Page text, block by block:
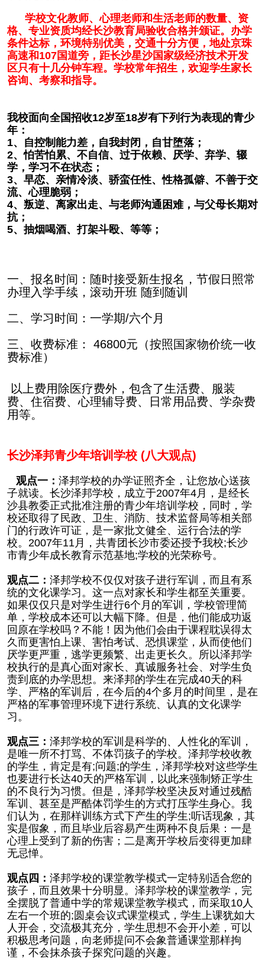
学校文化教师、心理老师和生活老师的数量、资
格、专业资质均经长沙教育局验收合格并颁证。办学
条件达标，环境特别优美，交通十分方便，地处京珠
高速和107国道旁，距长沙星沙国家级经济技术开发
区只有十几分钟车程。学校常年招生，欢迎学生家长
咨询、考察和指导。
我校面向全国招收12岁至18岁有下列行为表现的青少
年：
1、自控制能力差，自我封闭，自甘堕落；
2、怕苦怕累、不自信、过于依赖、厌学、弃学、辍
学，学习不在状态；
3、早恋、亲情冷淡、骄蛮任性、性格孤僻、不善于交
流、心理脆弱；
4、叛逆、离家出走、与老师沟通困难，与父母长期对
抗；
5、抽烟喝酒、打架斗殴、等等；
一、报名时间：随时接受新生报名，节假日照常
办理入学手续，滚动开班 随到随训
二、学习时间：一学期/六个月
三、收费标准： 46800元（按照国家物价统一收
费标准）
以上费用除医疗费外，包含了生活费、服装
费、住宿费、心理辅导费、日常用品费、学杂费
用等。
长沙泽邦青少年培训学校 (八大观点)
观点一： 泽邦学校的办学证照齐全，让您放心送孩
子就读。长沙泽邦学校，成立于2007年4月，是经长
沙县教委正式批准注册的青少年培训学校，同时，学
校还取得了民政、卫生、消防、技术监督局等相关部
门的行政许可证，是一家批文健全、运行合法的学
校。2007年11月，共青团长沙市委还授予我校;长沙
市青少年成长教育示范基地;学校的光荣称号。
观点二： 泽邦学校不仅仅对孩子进行军训，而且有系
统的文化课学习。这一点对家长和学生都至关重要。
如果仅仅只是对学生进行6个月的军训，学校管理简
单，学校成本还可以大幅下降。但是，他们能成功返
回原在学校吗？不能！因为他们会由于课程耽误得太
久而更害怕上课、害怕考试、恐惧课堂，从而使他们
厌学更严重，逃学更频繁、出走更长久。所以泽邦学
校执行的是真心面对家长、真诚服务社会、对学生负
责到底的办学思想。来泽邦的学生在完成40天的科
学、严格的军训后，在今后的4个多月的时间里，是在
严格的军事管理环境下进行系统、认真的文化课学
习。
观点三： 泽邦学校的军训是科学的、人性化的军训，
是唯一所不打骂、不体罚孩子的学校。泽邦学校收教
的学生，肯定是有;问题;的学生，泽邦学校对这些学生
也要进行长达40天的严格军训，以此来强制矫正学生
的不良行为习惯。但是，泽邦学校坚决反对通过残酷
军训、甚至是严酷体罚学生的方式打压学生身心。我
们认为，在那样训练方式下产生的学生;听话现象，其
实是假象，而且毕业后容易产生两种不良后果：一是
心理上受到了新的伤害；二是离开学校后变得更加肆
无忌惮。
观点四： 泽邦学校的课堂教学模式一定特别适合您的
孩子，而且效果十分明显。泽邦学校的课堂教学，完
全摆脱了普通中学的常规课堂教学模式，而采取10人
左右一个班的;圆桌会议式课堂模式，学生上课犹如大
人开会，交流极其充分，学生思想不会开小差，可以
积极思考问题，向老师提问不会象普通课堂那样拘
谨，不会抹杀孩子探究问题的兴趣。